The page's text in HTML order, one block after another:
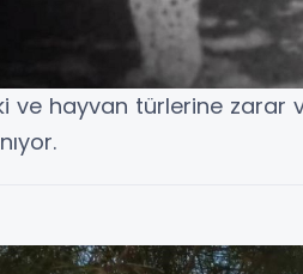
ve hayvan türlerine zarar